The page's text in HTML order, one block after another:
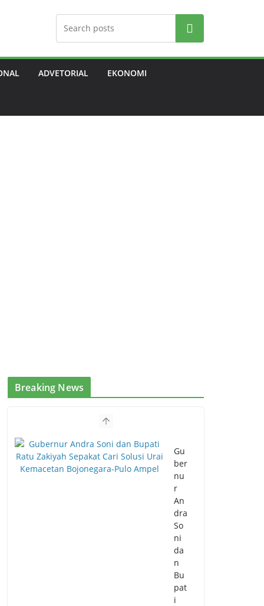
Search
ADVETORIAL EKONOMI
Breaking News
Gu
ber
nu
r
An
dra
So
ni
da
n
Bu
pat
i